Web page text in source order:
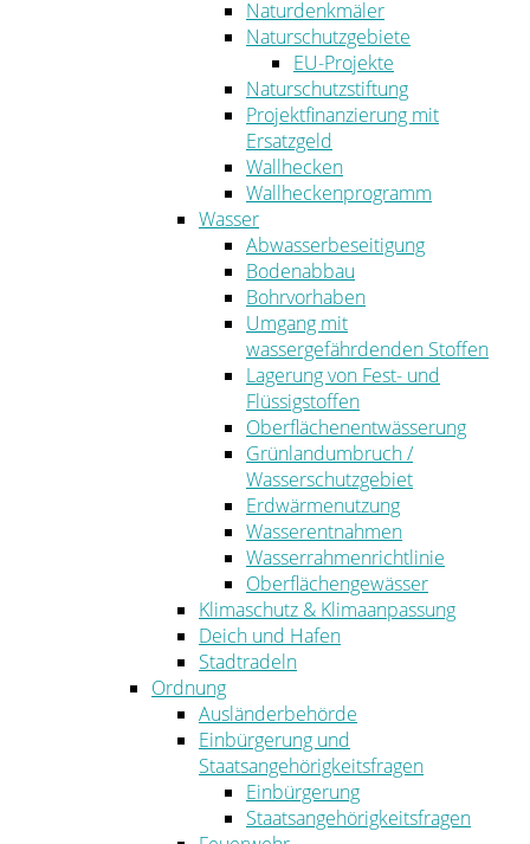
Naturdenkmäler
Naturschutzgebiete
EU-Projekte
Naturschutzstiftung
Projektfinanzierung mit
Ersatzgeld
Wallhecken
Wallheckenprogramm
Wasser
Abwasserbeseitigung
Bodenabbau
Bohrvorhaben
Umgang mit
wassergefährdenden Stoffen
Lagerung von Fest- und
Flüssigstoffen
Oberflächenentwässerung
Grünlandumbruch /
Wasserschutzgebiet
Erdwärmenutzung
Wasserentnahmen
Wasserrahmenrichtlinie
Oberflächengewässer
Klimaschutz & Klimaanpassung
Deich und Hafen
Stadtradeln
Ordnung
Ausländerbehörde
Einbürgerung und
Staatsangehörigkeitsfragen
Einbürgerung
Staatsangehörigkeitsfragen